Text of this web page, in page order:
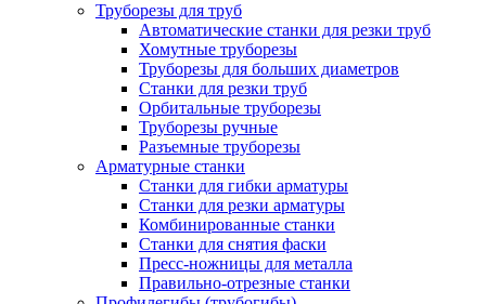
Труборезы для труб
Автоматические станки для резки труб
Хомутные труборезы
Труборезы для больших диаметров
Станки для резки труб
Орбитальные труборезы
Труборезы ручные
Разъемные труборезы
Арматурные станки
Станки для гибки арматуры
Станки для резки арматуры
Комбинированные станки
Станки для снятия фаски
Пресс-ножницы для металла
Правильно-отрезные станки